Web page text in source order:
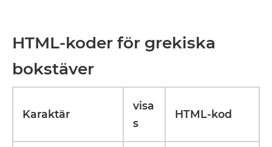
HTML-koder för grekiska
bokstäver
Karaktär
visa
s
HTML-kod